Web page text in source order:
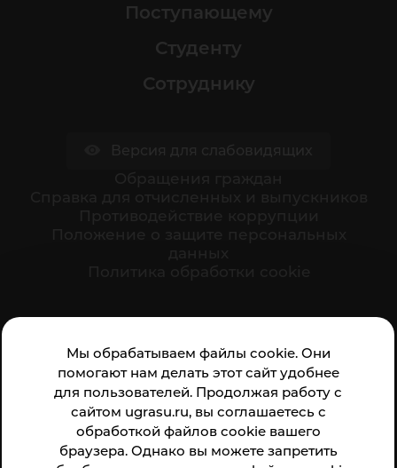
Мы обрабатываем файлы cookie. Они
помогают нам делать этот сайт удобнее
для пользователей. Продолжая работу с
сайтом ugrasu.ru, вы соглашаетесь с
обработкой файлов cookie вашего
браузера. Однако вы можете запретить
Поступающему
Студенту
Сотруднику
организации: